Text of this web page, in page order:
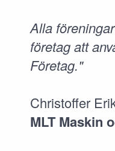
Alla
företag att
Företag."
Christoffer
MLT Maskin